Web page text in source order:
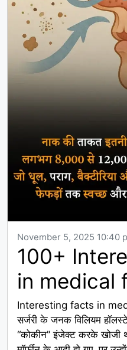
November 5, 2025 10:40
100+
in medical
Interesting facts in
सर्जरी के जनक विलियम
“कोकीन” इंजेक्ट करके खोजी